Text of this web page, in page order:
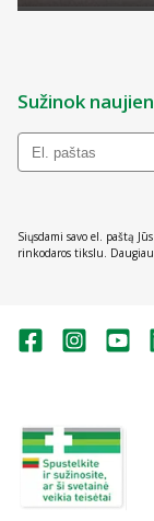
Sužinok
Siųsdami savo el. paštą
rinkodaros tikslu.